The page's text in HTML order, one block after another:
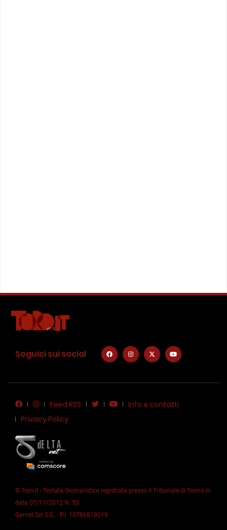
Seguici sui social
Feed RSS
Info e contatti
Privacy Policy
© Toro.it - Testata Giornalistica registrata presso il Tribunale di Torino in
data 07/11/2012 N. 55
Garnet Six S.C. - P.I. 10786810019